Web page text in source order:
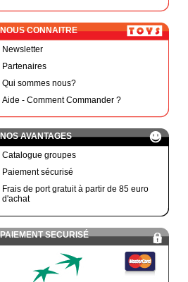
NOUS CONNAITRE
Newsletter
Partenaires
Qui sommes nous?
Aide - Comment Commander ?
NOS AVANTAGES
Catalogue groupes
Paiement sécurisé
Frais de port gratuit à partir de 85 euro
d'achat
PAIEMENT SECURISÉ